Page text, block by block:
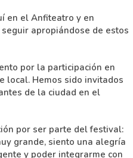
en el Anfiteatro y en
apropiándose de estos
por la participación en
local. Hemos sido invitados
de la ciudad en el
por ser parte del festival:
grande, siento una alegría
y poder integrarme con